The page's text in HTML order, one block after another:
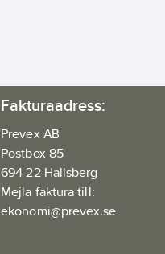
Fakturaadress:
Prevex AB
Postbox 85
694 22 Hallsberg
Mejla faktura till:
ekonomi@prevex.se